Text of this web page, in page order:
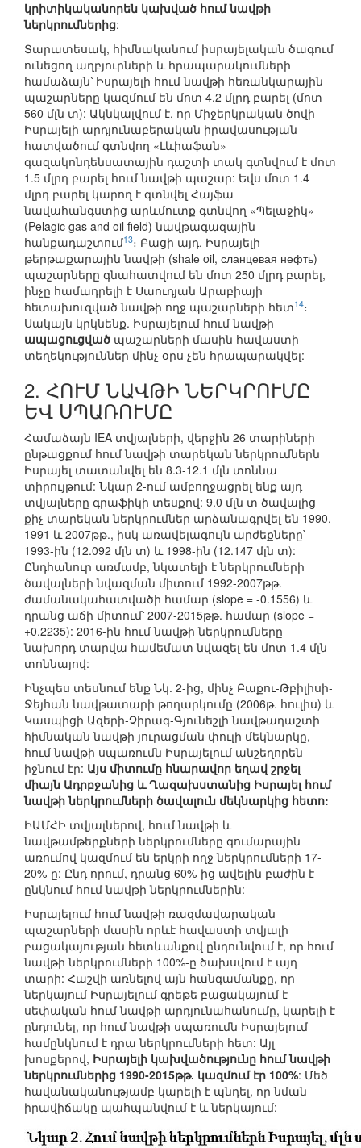
կրիտիկականորեն կախված հում նավթի
ներկրումներից:
Տարատեսակ, հիմնականում իսրայելական ծագում
ունեցող աղբյուրների և հրապարակումների
համաձայն՝ Իսրայելի հում նավթի հեռանկարային
պաշարները կազմում են մոտ 4.2 մլրդ բարել (մոտ
560 մլն տ): Ակնկալվում է, որ Միջերկրական ծովի
Իսրայելի արդյունաբերական իրավասության
հատվածում գտնվող «Լևիաֆան»
գազակոնդենսատային դաշտի տակ գտնվում է մոտ
1.5 մլրդ բարել հում նավթի պաշար: Եվս մոտ 1.4
մլրդ բարել կարող է գտնվել Հայֆա
նավահանգստից արևմուտք գտնվող «Պելաջիկ»
(Pelagic gas and oil field) նավթագազային
հանքադաշտում13։ Բացի այդ, Իսրայելի
թերթաքարային նավթի (shаlе oil, сланцевая нефть)
պաշարները գնահատվում են մոտ 250 մլրդ բարել,
ինչը համադրելի է Սաուդյան Արաբիայի
հետախուզված նավթի ողջ պաշարների հետ14։
Սակայն կրկնենք. Իսրայելում հում նավթի
ապացուցված պաշարների մասին հավաստի
տեղեկություններ մինչ օրս չեն հրապարակվել:
2. ՀՈՒՄ ՆԱՎԹԻ ՆԵՐԿՐՈՒՄԸ
ԵՎ ՍՊԱՌՈՒՄԸ
Համաձայն IEA տվյալների, վերջին 26 տարիների
ընթացքում հում նավթի տարեկան ներկրումներն
Իսրայել տատանվել են 8.3-12.1 մլն տոննա
տիրույթում: Նկար 2-ում ամբողջացրել ենք այդ
տվյալները գրաֆիկի տեսքով: 9.0 մլն տ ծավալից
քիչ տարեկան ներկրումներ արձանագրվել են 1990,
1991 և 2007թթ., իսկ առավելագույն արժեքները՝
1993-ին (12.092 մլն տ) և 1998-ին (12.147 մլն տ):
Ընդհանուր առմամբ, նկատելի է ներկրումների
ծավալների նվազման միտում 1992-2007թթ.
ժամանակահատվածի համար (slope = -0.1556) և
դրանց աճի միտում՝ 2007-2015թթ. համար (slope =
+0.2235): 2016-ին հում նավթի ներկրումները
նախորդ տարվա համեմատ նվազել են մոտ 1.4 մլն
տոննայով:
Ինչպես տեսնում ենք Նկ. 2-ից, մինչ Բաքու-Թբիլիսի-
Ջեյհան նավթատարի թողարկումը (2006թ. հուլիս) և
Կասպիցի Ազերի-Չիրագ-Գյունեշլի նավթադաշտի
հիմնական նավթի յուրացման փուլի մեկնարկը,
հում նավթի սպառումն Իսրայելում անշեղորեն
իջնում էր: Այս միտումը հնարավոր եղավ շրջել
միայն Ադրբջանից և Ղազախստանից Իսրայել հում
նավթի ներկրումների ծավալուն մեկնարկից հետո:
ԻԱՄՀԻ տվյալներով, հում նավթի և
նավթամթերքների ներկրումները գումարային
առումով կազմում են երկրի ողջ ներկրումների 17-
20%-ը: Ընդ որում, դրանց 60%-ից ավելին բաժին է
ընկնում հում նավթի ներկրումներին:
Իսրայելում հում նավթի ռազմավարական
պաշարների մասին որևէ հավաստի տվյալի
բացակայության հետևանքով ընդունվում է, որ հում
նավթի ներկրումների 100%-ը ծախսվում է այդ
տարի: Հաշվի առնելով այն հանգամանքը, որ
ներկայում Իսրայելում գրեթե բացակայում է
սեփական հում նավթի արդյունահանումը, կարելի է
ընդունել, որ հում նավթի սպառումն Իսրայելում
համընկնում է դրա ներկրումների հետ: Այլ
խոսքերով, Իսրայելի կախվածությունը հում նավթի
ներկրումներից 1990-2015թթ. կազմում էր 100%: Մեծ
հավանականությամբ կարելի է պնդել, որ նման
իրավիճակը պահպանվում է և ներկայում: